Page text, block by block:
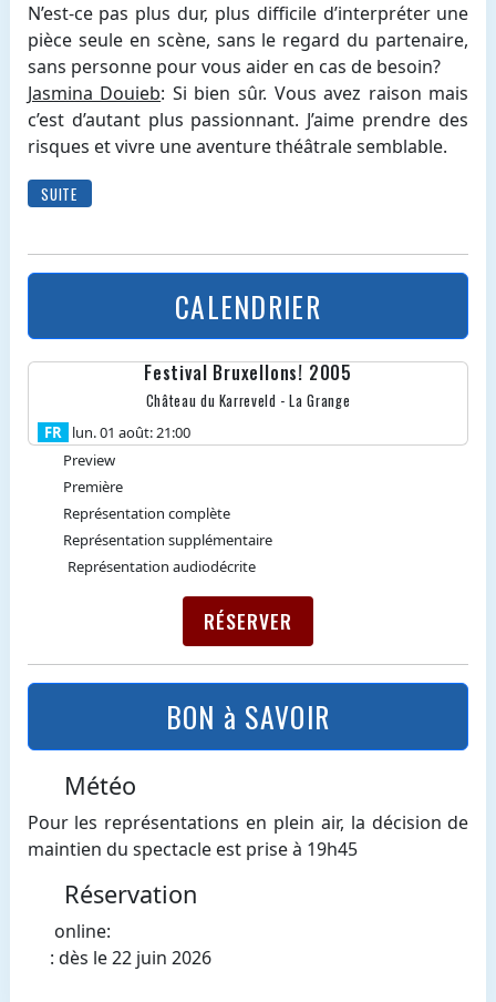
N’est-ce pas plus dur, plus difficile d’interpréter une
pièce seule en scène, sans le regard du partenaire,
sans personne pour vous aider en cas de besoin?
Jasmina Douieb: Si bien sûr. Vous avez raison mais
c’est d’autant plus passionnant. J’aime prendre des
risques et vivre une aventure théâtrale semblable.
SUITE
CALENDRIER
Festival Bruxellons! 2005
Château du Karreveld - La Grange
FR
lun. 01 août: 21:00
Preview
Première
Représentation complète
Représentation supplémentaire
Représentation audiodécrite
RÉSERVER
BON à SAVOIR
Météo
Pour les représentations en plein air, la décision de
maintien du spectacle est prise à 19h45
Réservation
online:
: dès le 22 juin 2026